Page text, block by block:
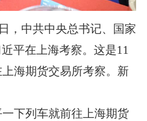
中共中央总书记、国家
平在上海考察。这是11
海期货交易所考察。新
下列车就前往上海期货